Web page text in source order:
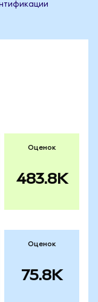
Оценок
483.8K
Оценок
75.8K